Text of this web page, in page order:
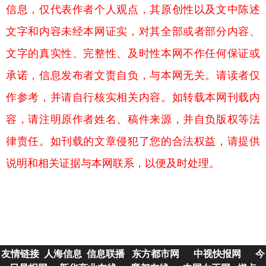
信息，仅代表作者个人观点，其原创性以及文中陈述
文字和内容未经本网证实，对其全部或者部分内容、
文字的真实性、完整性、及时性本网不作任何保证或
承诺，信息发布者文责自负，与本网无关。请读者仅
作参考，并请自行核实相关内容。如转载本网刊载内
容，请注明原作者姓名、稿件来源，并自负版权等法
律责任。如刊载的文章侵犯了您的合法权益，请提供
说明和相关证据与本网联系，以便及时处理。
友情链接 人海信息 信息联播 东方都市网 中视快报网
今